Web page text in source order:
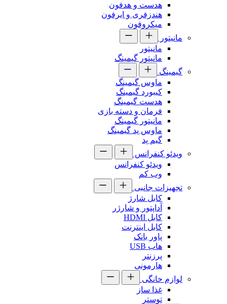
هدست و هدفون
هندزفری و ایرفون
میکروفون
مانیتور
مانیتور
مانیتور گیمینگ
گیمینگ
ماوس گیمینگ
کیبورد گیمینگ
هدست گیمینگ
فرمان و دسته بازی
مانیتور گیمینگ
ماوس پد گیمینگ
گیم پد
ویدئو کنفرانس
ویدئو کنفرانس
وب کم
تجهیزات جانبی
کابل شارژ
آداپتور و شارژر
کابل HDMI
کابل اینترنت
پاور بانک
هاب USB
پرزنتر
هارمونی
لوازم خانگی
غذا ساز
توستر